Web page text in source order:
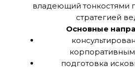
владеющий тонкостями
стратегией
Основные
подготовка